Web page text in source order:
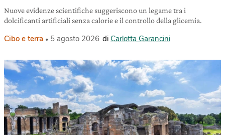
Nuove evidenze scientifiche suggeriscono un legame tra i
dolcificanti artificiali senza calorie e il controllo della glicemia.
Cibo e terra 5 agosto 2026 di Carlotta Garancini